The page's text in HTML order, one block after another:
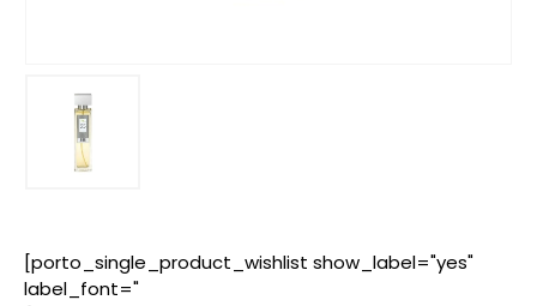
[porto_single_product_wishlist show_label="yes"
label_font="